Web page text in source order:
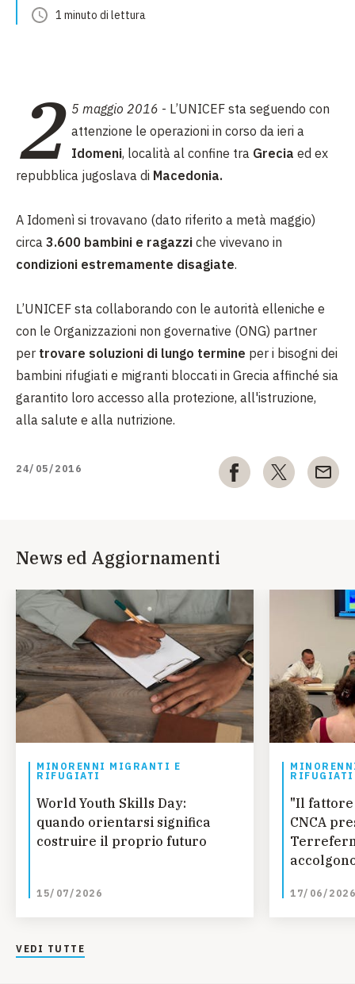
1 minuto di lettura
2 5 maggio 2016 - L’UNICEF sta seguendo con
attenzione le operazioni in corso da ieri a
Idomeni, località al confine tra Grecia ed ex
repubblica jugoslava di Macedonia.
A Idomenì si trovavano (dato riferito a metà maggio)
circa 3.600 bambini e ragazzi che vivevano in
condizioni estremamente disagiate.
L’UNICEF sta collaborando con le autorità elleniche e
con le Organizzazioni non governative (ONG) partner
per trovare soluzioni di lungo termine per i bisogni dei
bambini rifugiati e migranti bloccati in Grecia affinché sia
garantito loro accesso alla protezione, all'istruzione,
alla salute e alla nutrizione.
24/05/2016
News ed Aggiornamenti
MINORENNI MIGRANTI E
RIFUGIATI
World Youth Skills Day:
quando orientarsi significa
costruire il proprio futuro
15/07/2026
RIFUGIATI
"Il fattore
CNCA
17/06/2026
VEDI TUTTE